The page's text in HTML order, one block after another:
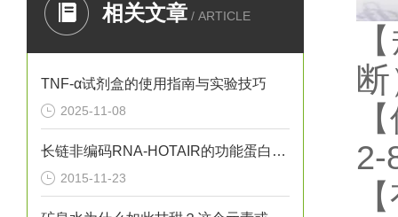
相关文章 / ARTICLE
TNF-α试剂盒的使用指南与实验技巧
2025-11-08
长链非编码RNA-HOTAIR的功能蛋白质组学的研究
2015-11-23
2-